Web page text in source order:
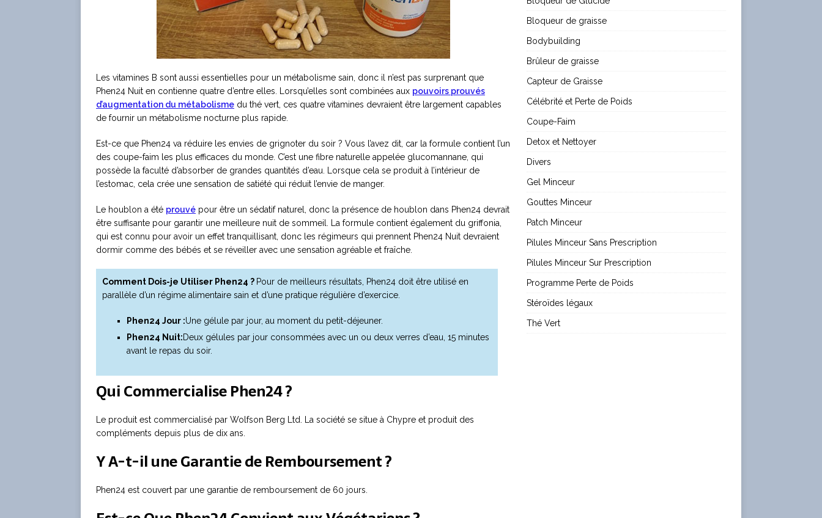
Les vitamines B sont aussi essentielles pour un métabolisme sain, donc il n’est pas surprenant que
Phen24 Nuit en contienne quatre d’entre elles. Lorsqu’elles sont combinées aux pouvoirs prouvés
d’augmentation du métabolisme du thé vert, ces quatre vitamines devraient être largement capables
de fournir un métabolisme nocturne plus rapide.
Est-ce que Phen24 va réduire les envies de grignoter du soir ? Vous l’avez dit, car la formule contient l’un
des coupe-faim les plus efficaces du monde. C’est une fibre naturelle appelée glucomannane, qui
possède la faculté d’absorber de grandes quantités d’eau. Lorsque cela se produit à l’intérieur de
l’estomac, cela crée une sensation de satiété qui réduit l’envie de manger.
Le houblon a été prouvé pour être un sédatif naturel, donc la présence de houblon dans Phen24 devrait
être suffisante pour garantir une meilleure nuit de sommeil. La formule contient également du griffonia,
qui est connu pour avoir un effet tranquillisant, donc les régimeurs qui prennent Phen24 Nuit devraient
dormir comme des bébés et se réveiller avec une sensation agréable et fraîche.
Comment Dois-je Utiliser Phen24 ? Pour de meilleurs résultats, Phen24 doit être utilisé en
parallèle d’un régime alimentaire sain et d’une pratique régulière d’exercice.
Phen24 Jour :Une gélule par jour, au moment du petit-déjeuner.
Phen24 Nuit:Deux gélules par jour consommées avec un ou deux verres d’eau, 15 minutes
avant le repas du soir.
Qui Commercialise Phen24 ?
Le produit est commercialisé par Wolfson Berg Ltd. La société se situe à Chypre et produit des
compléments depuis plus de dix ans.
Y A-t-il une Garantie de Remboursement ?
Phen24 est couvert par une garantie de remboursement de 60 jours.
Bloqueur de graisse
Bodybuilding
Brûleur de graisse
Capteur de Graisse
Célébrité et Perte de Poids
Coupe-Faim
Detox et Nettoyer
Divers
Gel Minceur
Gouttes Minceur
Patch Minceur
Pilules Minceur Sans Prescription
Pilules Minceur Sur Prescription
Programme Perte de Poids
Stéroïdes légaux
Thé Vert